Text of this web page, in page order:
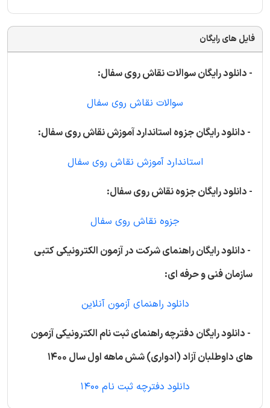
فایل های رایگان
- دانلود رایگان سوالات نقاش روی سفال:
سوالات نقاش روی سفال
- دانلود رایگان جزوه استاندارد آموزش نقاش روی سفال:
استاندارد آموزش نقاش روی سفال
- دانلود رایگان جزوه نقاش روی سفال:
جزوه نقاش روی سفال
- دانلود رایگان راهنمای شرکت در آزمون الکترونیکی کتبی
سازمان فنی و حرفه ای:
دانلود راهنمای آزمون آنلاین
- دانلود رایگان دفترچه راهنمای ثبت نام الکترونیکی آزمون
های داوطلبان آزاد (ادواری) شش ماهه اول سال 1400
دانلود دفترچه ثبت نام 1400